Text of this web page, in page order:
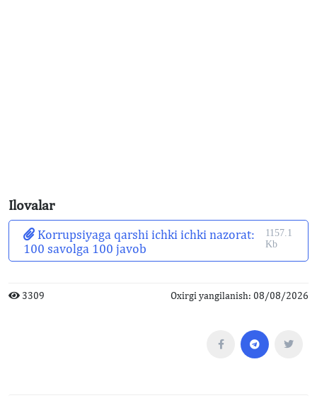
Ilovalar
Korrupsiyaga qarshi ichki ichki nazorat:
100 savolga 100 javob
1157.1
Kb
3309 Oxirgi yangilanish: 08/08/2026